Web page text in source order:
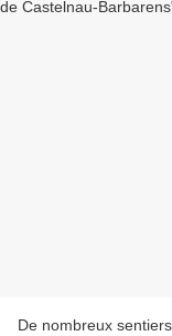
De nombreux